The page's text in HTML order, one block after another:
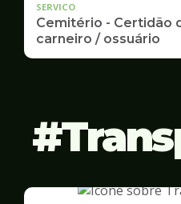
SERVICO
Cemitério - Certidão
carneiro / ossuário